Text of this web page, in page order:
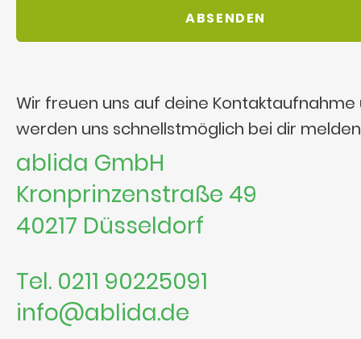
Wir freuen uns auf deine Kontaktaufnahme
werden uns schnellstmöglich bei dir
ablida GmbH
Kronprinzenstraße 49
40217 Düsseldorf
Tel. 0211 90225091
info@ablida.de